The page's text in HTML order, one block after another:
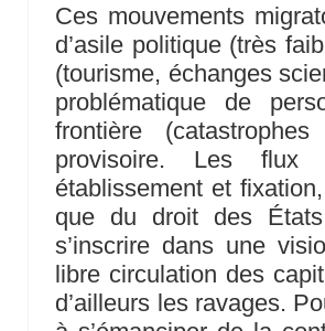
Ces mouvements
d’asile politique (très
(tourisme, échanges
problématique de
frontière
provisoire. Les flux
établissement et
que du droit des
s’inscrire dans une
libre circulation des
d’ailleurs les ravages.